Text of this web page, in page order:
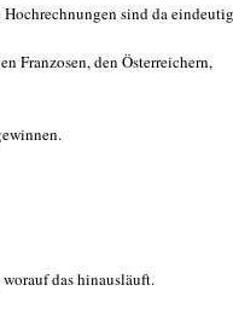
sind da
Franzosen, den Österreichern,
das hinausläuft.